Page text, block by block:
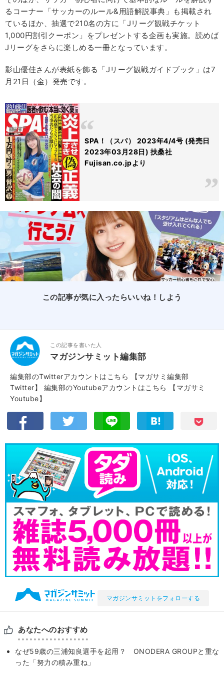
るコーナー「サッカーのルール&用語解説事典」も掲載され
ているほか、抽選で210名の方に「Jリーグ観戦チケット
1,000円割引クーポン」をプレゼントする企画も実施。読めば
Jリーグをさらに楽しめる一冊となっています。
影山優佳さんが表紙を飾る「Jリーグ観戦ガイドブック」は7
月21日（金）発売です。
SPA！（スパ） 2023年4/4号 (発売日
2023年03月28日) 扶桑社
Fujisan.co.jpより
この記事が気に入ったらいいね！しよう
この記事を書いた人
マガジンサミット編集部
編集部のTwitterアカウントはこちら
【マガサミ編集部
Twitter】
編集部のYoutubeアカウントはこちら
【マガサミ
Youtube】
マガジンサミットをフォローする
あなたへのおすすめ
なぜ59歳の三浦知良選手を起用？ ONODERA GROUPと重な
った「努力の積み重ね」